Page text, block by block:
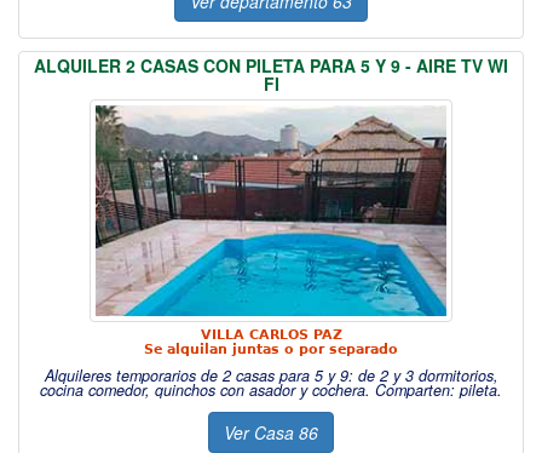
ALQUILER 2 CASAS CON PILETA PARA 5 Y 9 - AIRE TV WI
FI
VILLA CARLOS PAZ
Se alquilan juntas o por separado
Alquileres temporarios de 2 casas para 5 y 9: de 2 y 3 dormitorios,
cocina comedor, quinchos con asador y cochera. Comparten: pileta.
Ver Casa 86